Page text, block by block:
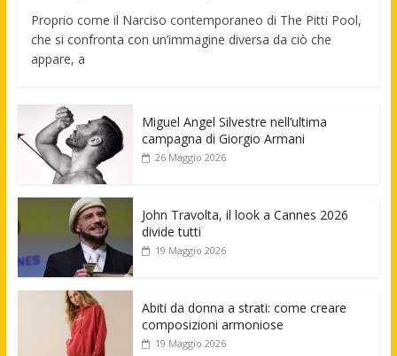
Proprio come il Narciso contemporaneo di The Pitti Pool,
che si confronta con un’immagine diversa da ciò che
appare, a
Miguel Angel Silvestre nell’ultima
campagna di Giorgio Armani
26 Maggio 2026
John Travolta, il look a Cannes 2026
divide tutti
19 Maggio 2026
Abiti da donna a strati: come creare
composizioni armoniose
19 Maggio 2026